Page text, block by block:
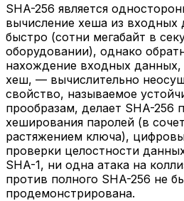
SHA-256 является
вычисление хеша из входных
быстро (сотни мегабайт в
оборудовании), однако
нахождение входных
хеш, — вычислительно
свойство, называемое
прообразам, делает SHA-256
хеширования паролей (в
растяжением ключа),
проверки целостности
SHA-1, ни одна атака на
против полного SHA-256 не
продемонстрирована.